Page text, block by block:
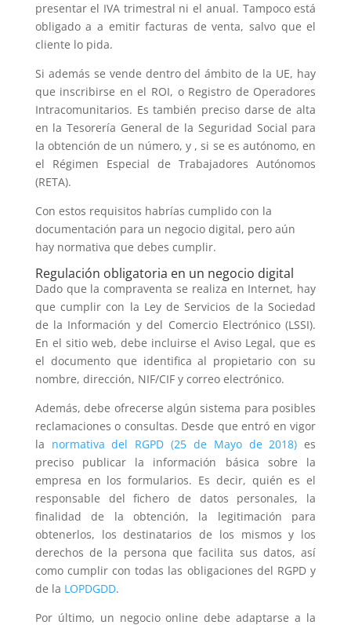
presentar el IVA trimestral ni el anual. Tampoco está
obligado a a emitir facturas de venta, salvo que el
cliente lo pida.
Si además se vende dentro del ámbito de la UE, hay
que inscribirse en el ROI, o Registro de Operadores
Intracomunitarios. Es también preciso darse de alta
en la Tesorería General de la Seguridad Social para
la obtención de un número, y , si se es autónomo, en
el Régimen Especial de Trabajadores Autónomos
(RETA).
Con estos requisitos habrías cumplido con la
documentación para un negocio digital, pero aún
hay normativa que debes cumplir.
Regulación obligatoria en un negocio digital
Dado que la compraventa se realiza en Internet, hay
que cumplir con la Ley de Servicios de la Sociedad
de la Información y del Comercio Electrónico (LSSI).
En el sitio web, debe incluirse el Aviso Legal, que es
el documento que identifica al propietario con su
nombre, dirección, NIF/CIF y correo electrónico.
Además, debe ofrecerse algún sistema para posibles
reclamaciones o consultas. Desde que entró en vigor
la normativa del RGPD (25 de Mayo de 2018) es
preciso publicar la información básica sobre la
empresa en los formularios. Es decir, quién es el
responsable del fichero de datos personales, la
finalidad de la obtención, la legitimación para
obtenerlos, los destinatarios de los mismos y los
derechos de la persona que facilita sus datos, así
como cumplir con todas las obligaciones del RGPD y
de la LOPDGDD.
Por último, un negocio online debe adaptarse a la